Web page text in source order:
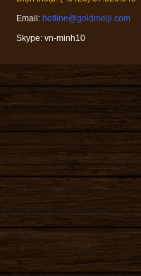
Email: hotline@goldmeiji.com
Skype: vn-minh10